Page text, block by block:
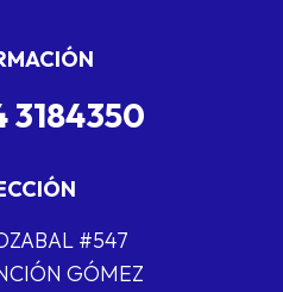
3184350
#547
GÓMEZ